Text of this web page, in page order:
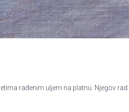
rađenim uljem na platnu. Njegov